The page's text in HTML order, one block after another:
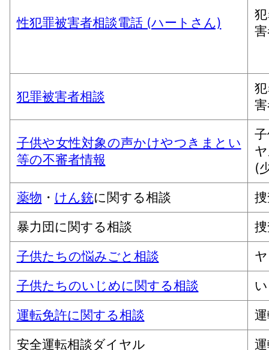
性犯罪被害者相談電話 (ハートさん)
犯罪被害者相談
子供や女性対象の声かけやつきまとい
等の不審者情報
(
薬物 ・ けん銃に関する相談
暴力団に関する相談
子供たちの悩みごと相談
子供たちのいじめに関する相談
運転免許に関する相談
安全運転相談ダイヤル